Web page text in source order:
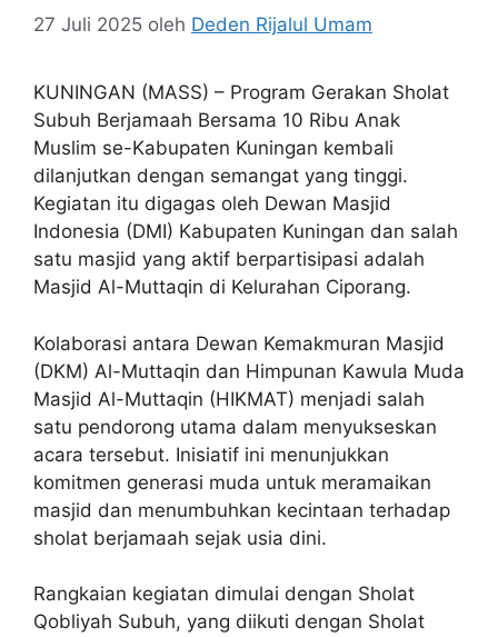
27 Juli 2025 oleh Deden Rijalul Umam
KUNINGAN (MASS) – Program Gerakan Sholat
Subuh Berjamaah Bersama 10 Ribu Anak
Muslim se-Kabupaten Kuningan kembali
dilanjutkan dengan semangat yang tinggi.
Kegiatan itu digagas oleh Dewan Masjid
Indonesia (DMI) Kabupaten Kuningan dan salah
satu masjid yang aktif berpartisipasi adalah
Masjid Al-Muttaqin di Kelurahan Ciporang.
Kolaborasi antara Dewan Kemakmuran Masjid
(DKM) Al-Muttaqin dan Himpunan Kawula Muda
Masjid Al-Muttaqin (HIKMAT) menjadi salah
satu pendorong utama dalam menyukseskan
acara tersebut. Inisiatif ini menunjukkan
komitmen generasi muda untuk meramaikan
masjid dan menumbuhkan kecintaan terhadap
sholat berjamaah sejak usia dini.
Rangkaian kegiatan dimulai dengan Sholat
Qobliyah Subuh, yang diikuti dengan Sholat